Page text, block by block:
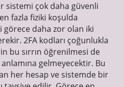
sistemi çok daha güvenli
fazla fiziki koşulda
daha zor olan iki
2FA kodları çoğunlukla
bu sırrın öğrenilmesi de
gelmeyecektir. Bu
her hesap ve sistemde bir